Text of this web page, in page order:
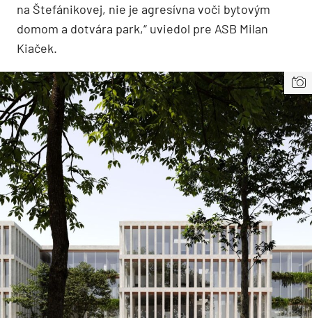
na Štefánikovej, nie je agresívna voči bytovým
domom a dotvára park,“ uviedol pre ASB Milan
Kiaček.